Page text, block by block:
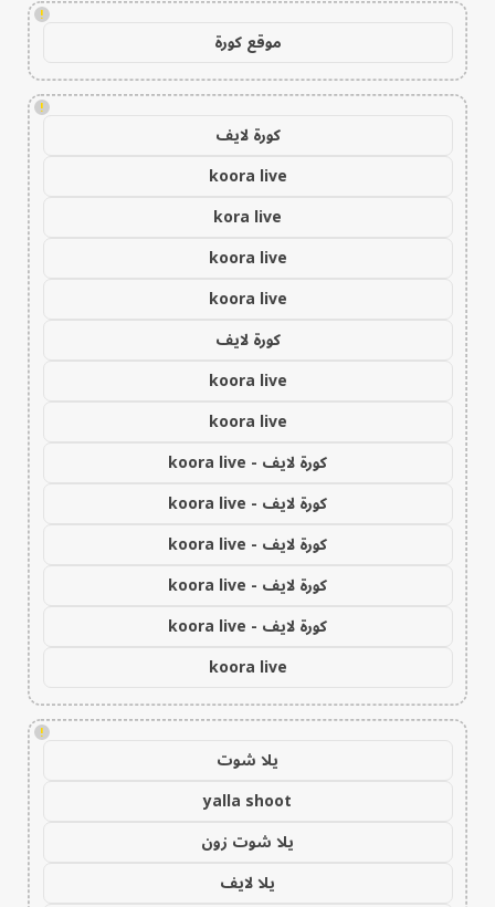
!
موقع كورة
!
كورة لايف
koora live
kora live
koora live
koora live
كورة لايف
koora live
koora live
كورة لايف - koora live
كورة لايف - koora live
كورة لايف - koora live
كورة لايف - koora live
كورة لايف - koora live
koora live
!
يلا شوت
yalla shoot
يلا شوت زون
يلا لايف